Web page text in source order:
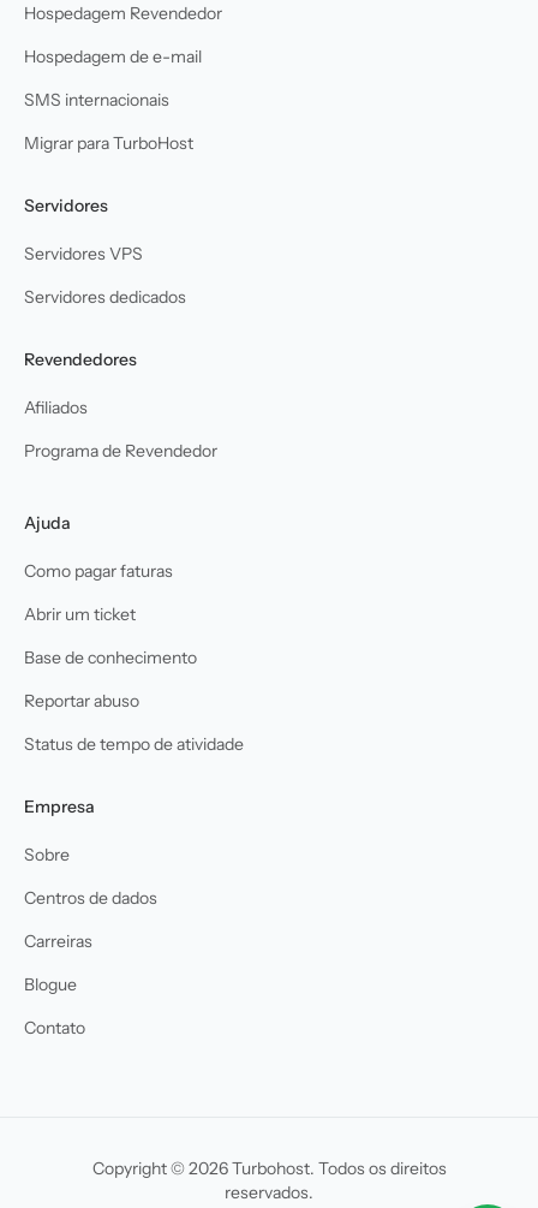
Hospedagem Revendedor
Hospedagem de e-mail
SMS internacionais
Migrar para TurboHost
Servidores
Servidores VPS
Servidores dedicados
Revendedores
Afiliados
Programa de Revendedor
Ajuda
Como pagar faturas
Abrir um ticket
Base de conhecimento
Reportar abuso
Status de tempo de atividade
Empresa
Sobre
Centros de dados
Carreiras
Blogue
Contato
Copyright © 2026 Turbohost. Todos os direitos
reservados.